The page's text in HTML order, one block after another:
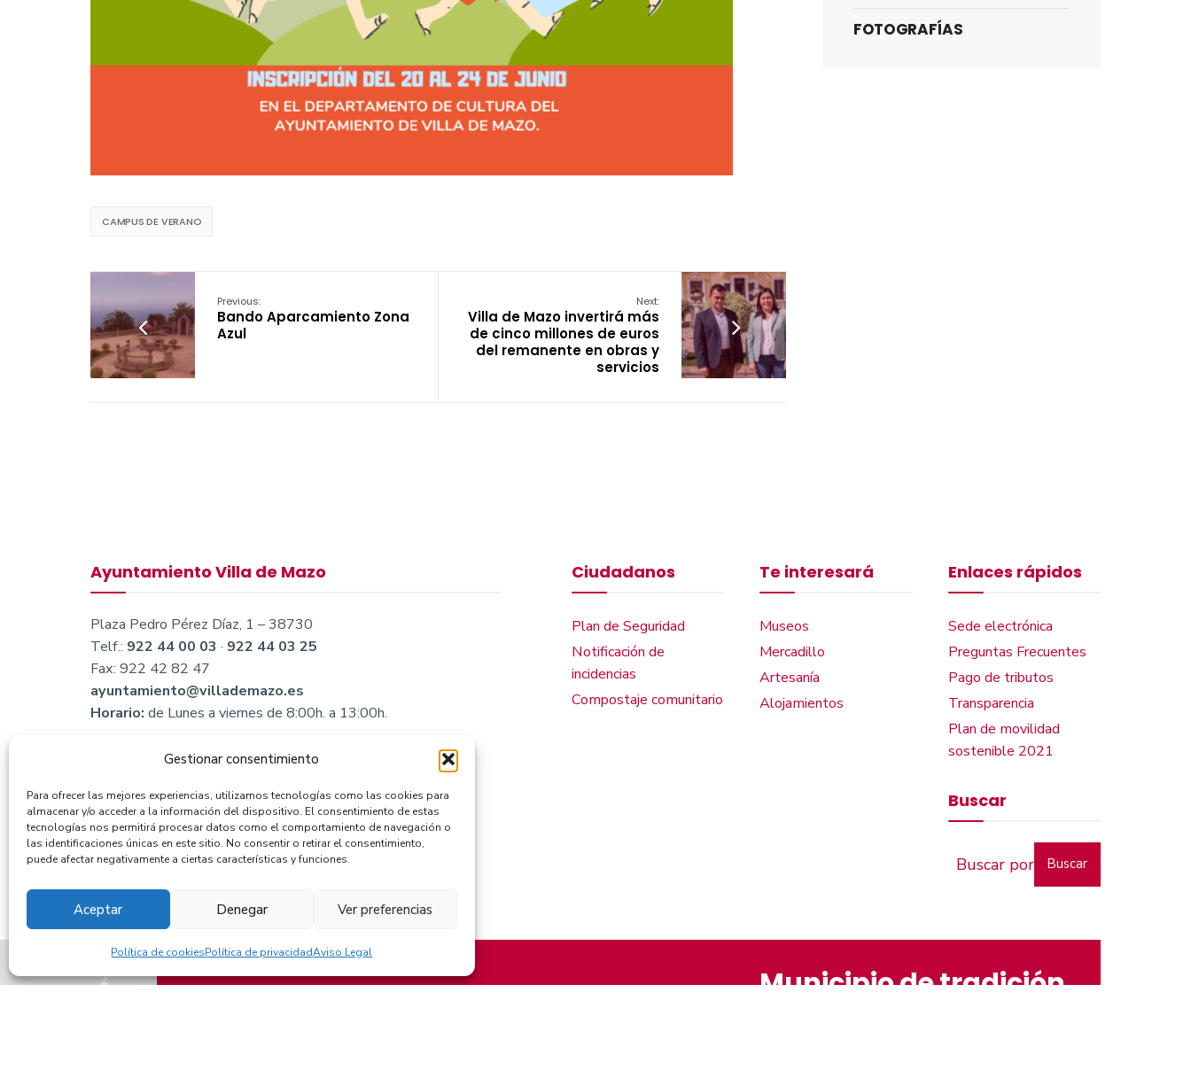
Gestionar consentimiento
Para ofrecer las mejores experiencias, utilizamos tecnologías como las cookies para
almacenar y/o acceder a la información del dispositivo. El consentimiento de estas
tecnologías nos permitirá procesar datos como el comportamiento de navegación o
las identificaciones únicas en este sitio. No consentir o retirar el consentimiento,
puede afectar negativamente a ciertas características y funciones.
Aceptar Denegar Ver preferencias
Política de cookiesPolítica de privacidadAviso Legal
CAMPUS DE VERANO
Previous:
Bando Aparcamiento Zona
Azul
Next:
Villa de Mazo invertirá más
de cinco millones de euros
del remanente en obras y
servicios
FOTOGRAFÍAS
Ayuntamiento Villa de Mazo
Plaza Pedro Pérez Díaz, 1 – 38730
Telf.: 922 44 00 03 · 922 44 03 25
Fax: 922 42 82 47
ayuntamiento@villademazo.es
Horario: de Lunes a viernes de 8:00h. a 13:00h.
Ciudadanos
Plan de Seguridad
Notificación de
incidencias
Compostaje comunitario
Te interesará
Museos
Mercadillo
Artesanía
Alojamientos
Enlaces rápidos
Sede electrónica
Preguntas Frecuentes
Pago de tributos
Transparencia
Plan de movilidad
sostenible 2021
Buscar
Buscar
Municipio de tradición